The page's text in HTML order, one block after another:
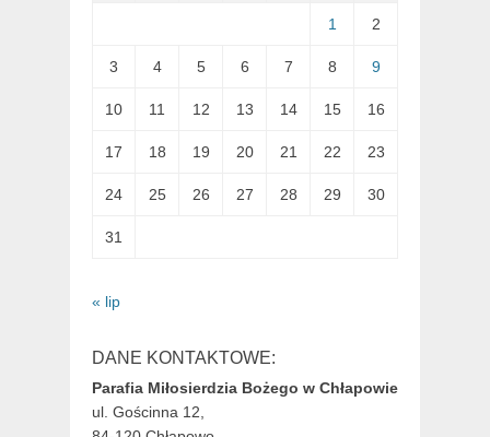
1 2
3 4 5 6 7 8 9
10 11 12 13 14 15 16
17 18 19 20 21 22 23
24 25 26 27 28 29 30
31
« lip
DANE KONTAKTOWE:
Parafia Miłosierdzia Bożego w Chłapowie
ul. Gościnna 12,